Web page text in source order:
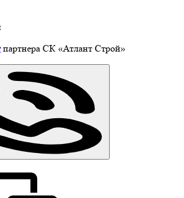
партнера СК «Атлант Строй»